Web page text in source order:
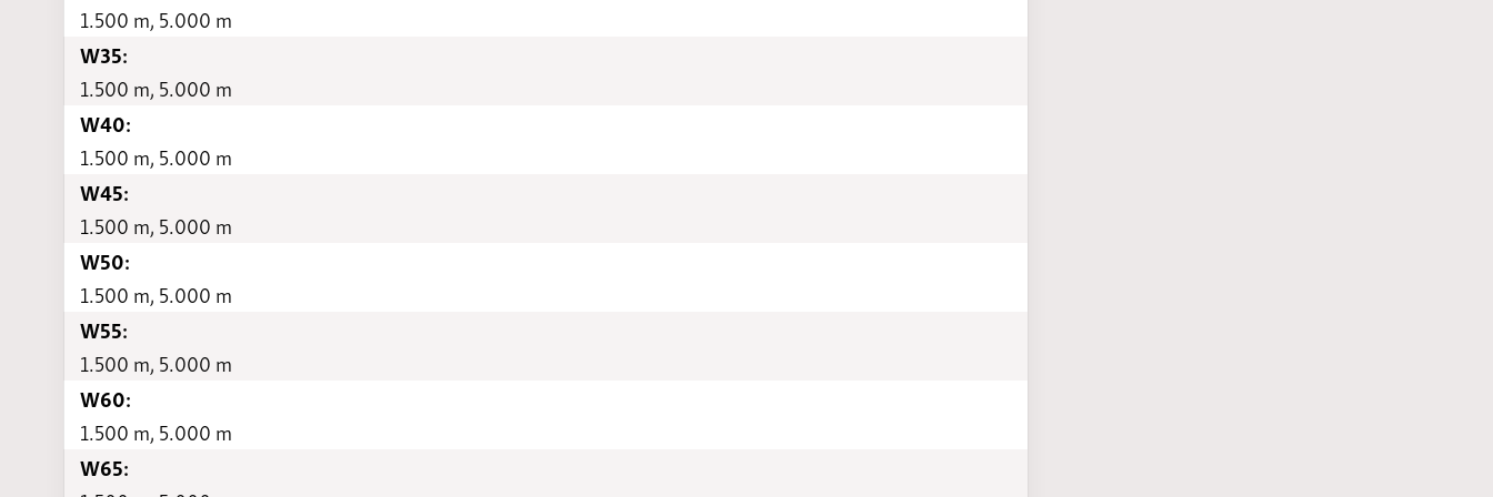
1.500 m, 5.000 m
W35:
1.500 m, 5.000 m
W40:
1.500 m, 5.000 m
W45:
1.500 m, 5.000 m
W50:
1.500 m, 5.000 m
W55:
1.500 m, 5.000 m
W60:
1.500 m, 5.000 m
W65: